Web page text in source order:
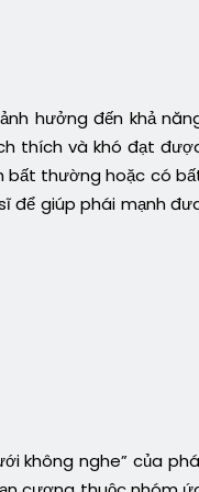
hưởng đến khả
thích và khó đạt
bất thường hoặc có
để giúp phái mạnh
không nghe” của